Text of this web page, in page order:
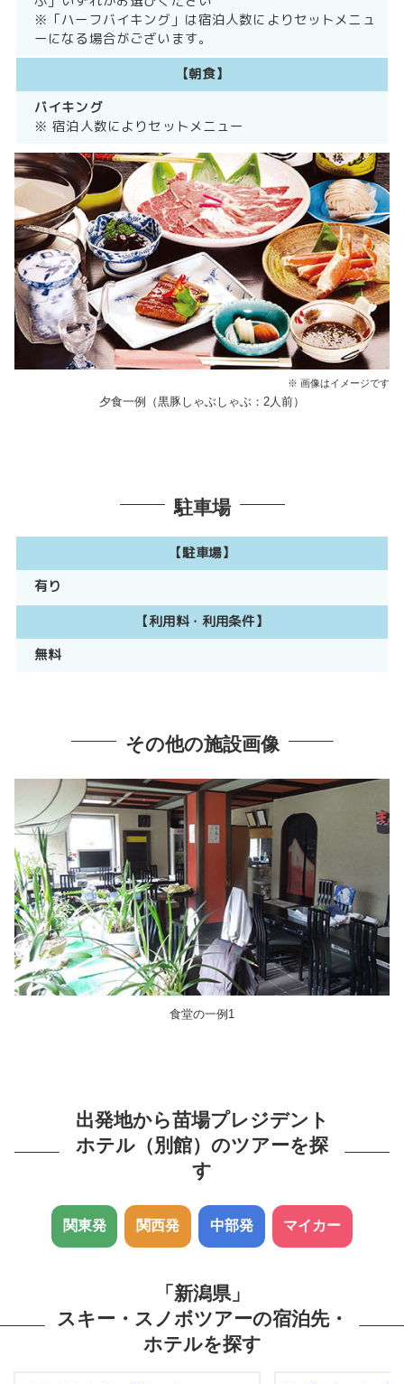
※「ハーフバイキング」は宿泊人数によりセットメニュ
ーになる場合がございます。
【朝食】
バイキング
※ 宿泊人数によりセットメニュー
※ 画像はイメージです
夕食一例（黒豚しゃぶしゃぶ：2人前）
駐車場
【駐車場】
有り
【利用料・利用条件】
無料
その他の施設画像
食堂の一例1
出発地から苗場プレジデント
ホテル（別館）のツアーを探
す
関東発 関西発 中部発 マイカー
「新潟県」
スキー・スノボツアーの宿泊先・
ホテルを探す